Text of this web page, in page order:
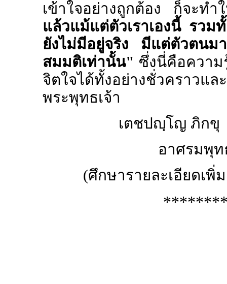
เข้าใจอย่างถูกต้อง ก็จะท
แล้วแม้แต่ตัวเราเองนี้ รว
ยังไม่มีอยู่จริง มีแต่ตัวตน
สมมติเท่านั้น" ซึ่งนี่คือควา
จิตใจได้ทั้งอย่างชั่วคราวแ
พระพุทธเจ้า
เตชปญฺโญ ภิกขุ
อาศรมพุท
(ศึกษารายละเอียดเพิ่